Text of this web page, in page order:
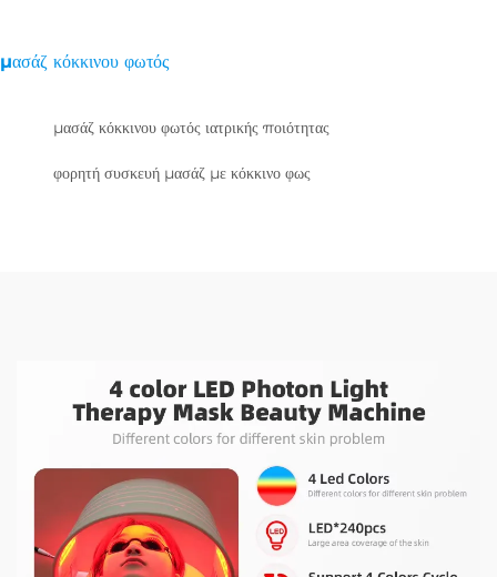
μασάζ κόκκινου φωτός
μασάζ κόκκινου φωτός ιατρικής ποιότητας
φορητή συσκευή μασάζ με κόκκινο φως